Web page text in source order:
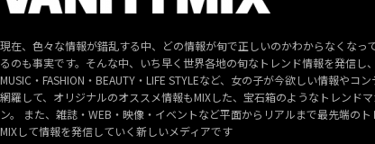
現在、色々な情報が錯乱する中、どの情報が旬で正しいのかわからなくなっ
るのも事実です。そんな中、いち早く世界各地の旬なトレンド情報を発信し、
MUSIC・FASHION・BEAUTY・LIFE STYLEなど、女の子が今欲しい情報やコ
網羅して、オリジナルのオススメ情報もMIXした、宝石箱のようなトレンド
ン。 また、雑誌・WEB・映像・イベントなど平面からリアルまで最先端のト
MIXして情報を発信していく新しいメディアです